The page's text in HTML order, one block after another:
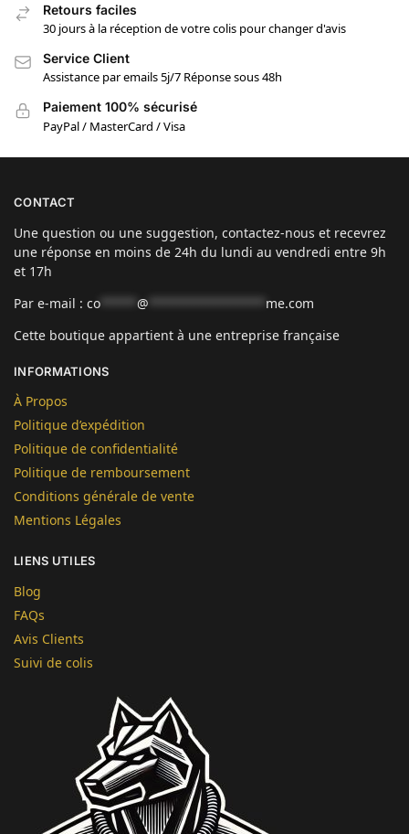
Retours faciles
30 jours à la réception de votre colis pour changer d'avis
Service Client
Assistance par emails 5j/7 Réponse sous 48h
Paiement 100% sécurisé
PayPal / MasterCard / Visa
CONTACT
Une question ou une suggestion, contactez-nous et recevrez
une réponse en moins de 24h du lundi au vendredi entre 9h
et 17h
Par e-mail : co @
me.com
Cette boutique appartient à une entreprise française
INFORMATIONS
À Propos
Politique d’expédition
Politique de confidentialité
Politique de remboursement
Conditions générale de vente
Mentions Légales
LIENS UTILES
Blog
FAQs
Avis Clients
Suivi de colis